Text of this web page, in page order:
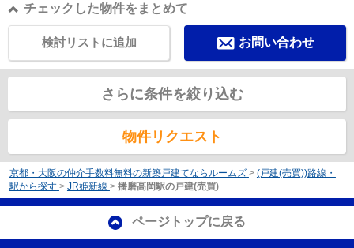
チェックした物件をまとめて
お問い合わせ
検討リストに追加
さらに条件を絞り込む
物件リクエスト
京都・大阪の仲介手数料無料の新築戸建てならルームズ > (戸建(売買))路線・
駅から探す > JR姫新線 > 播磨高岡駅の戸建(売買)
ページトップに戻る